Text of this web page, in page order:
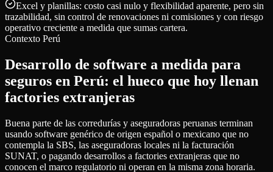
Excel y planillas: costo casi nulo y flexibilidad aparente, pero sin
trazabilidad, sin control de renovaciones ni comisiones y con riesgo
operativo creciente a medida que sumas cartera.
Contexto Perú
Desarrollo de software a medida para
seguros en Perú: el hueco que hoy llenan
factories extranjeras
Buena parte de las corredurías y aseguradoras peruanas terminan
usando software genérico de origen español o mexicano que no
contempla la SBS, las aseguradoras locales ni la facturación
SUNAT, o pagando desarrollos a factories extranjeras que no
conocen el marco regulatorio ni operan en la misma zona horaria.